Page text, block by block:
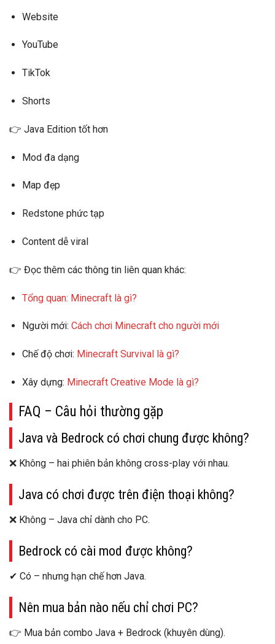
Website
YouTube
TikTok
Shorts
👉 Java Edition tốt hơn
Mod đa dạng
Map đẹp
Redstone phức tạp
Content dễ viral
👉 Đọc thêm các thông tin liên quan khác:
Tổng quan: Minecraft là gì?
Người mới: Cách chơi Minecraft cho người mới
Chế độ chơi: Minecraft Survival là gì?
Xây dựng: Minecraft Creative Mode là gì?
FAQ – Câu hỏi thường gặp
Java và Bedrock có chơi chung được không?
❌ Không – hai phiên bản không cross-play với nhau.
Java có chơi được trên điện thoại không?
❌ Không – Java chỉ dành cho PC.
Bedrock có cài mod được không?
✔ Có – nhưng hạn chế hơn Java.
Nên mua bản nào nếu chỉ chơi PC?
👉 Mua bản combo Java + Bedrock (khuyên dùng).